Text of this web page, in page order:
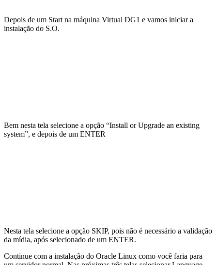
Depois de um Start na máquina Virtual DG1 e vamos iniciar a
instalação do S.O.
Bem nesta tela selecione a opção “Install or Upgrade an existing
system”, e depois de um ENTER
Nesta tela selecione a opção SKIP, pois não é necessário a validação
da mídia, após selecionado de um ENTER.
Continue com a instalação do Oracle Linux como você faria para